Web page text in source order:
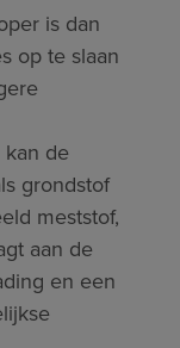
is dan
op te slaan
de
grondstof
meststof,
aan de
en een